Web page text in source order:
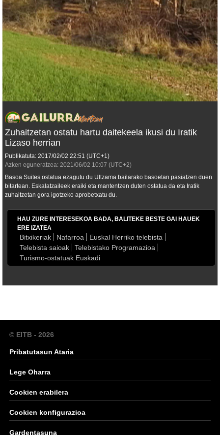
Zuhaitzetan ostatu hartu daitekeela ikusi du Iratik
Lizaso herrian
Publikatuta: 2017/02/02 22:51 (UTC+1)
Azken eguneratzea: 2021/06/02 10:07 (UTC+2)
Basoa Suites ostatua ezagutu du Ultzama bailarako basoetan pasiatzen duen
bitartean. Eskalatzaileek eraiki eta mantentzen duten ostatua da eta Iratik
zuhaitzetan gora igotzeko aprobetxatu du.
HAU ZURE INTERESEKOA BADA, BALITEKE BESTE GAI HAUEK
ERE IZATEA
Bitxikeriak Nafarroa
Euskal Herriko telebista
Telebista saioak
Telebistako Programazioa
Turismo-ostatuak Euskadi
© EITB - 2026
Pribatutasun Ataria
Lege Oharra
Cookien erabilera
Cookien konfigurazioa
Gardentasuna